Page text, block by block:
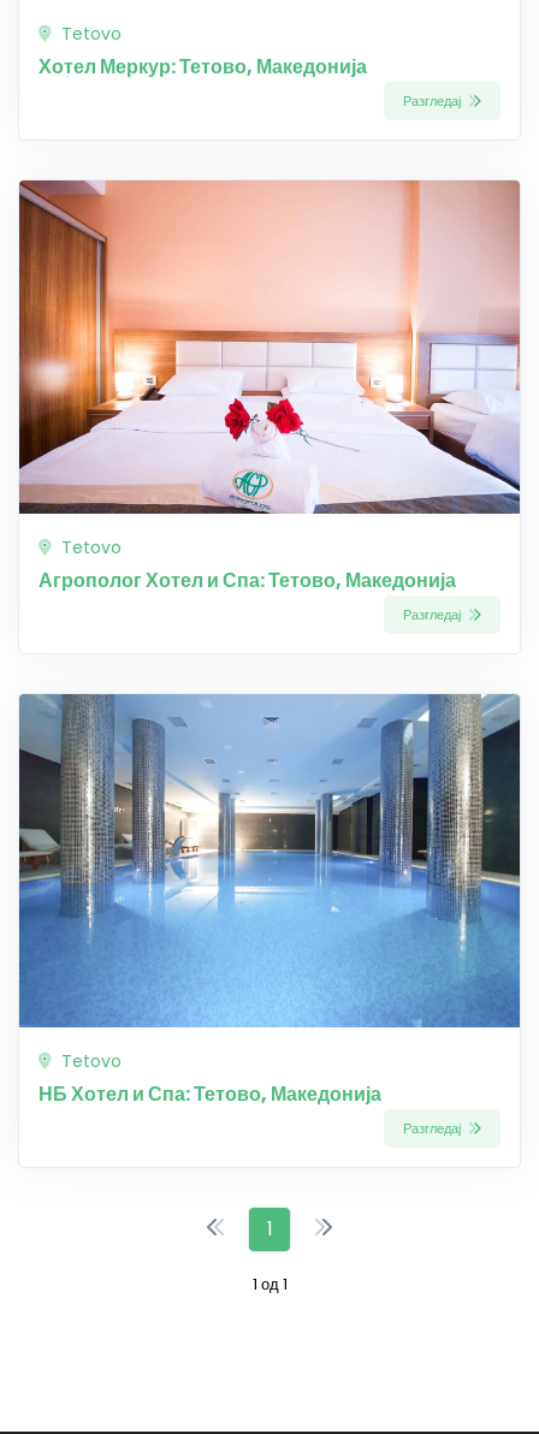
Tetovo
Хотел Меркур: Тетово, Македонија
Разгледај
Tetovo
Агрополог Хотел и Спа: Тетово, Македонија
Разгледај
Tetovo
НБ Хотел и Спа: Тетово, Македонија
Разгледај
1
1 од 1